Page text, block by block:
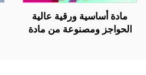
المركبات وغيرها
مادة أساسية ورقية عالية
الحواجز ومصنوعة من مادة